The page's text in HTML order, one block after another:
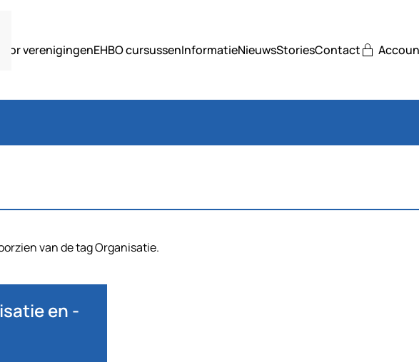
Voor verenigingenEHBO cursussenInformatieNieuwsStoriesContact
van de tag Organisatie.
en -